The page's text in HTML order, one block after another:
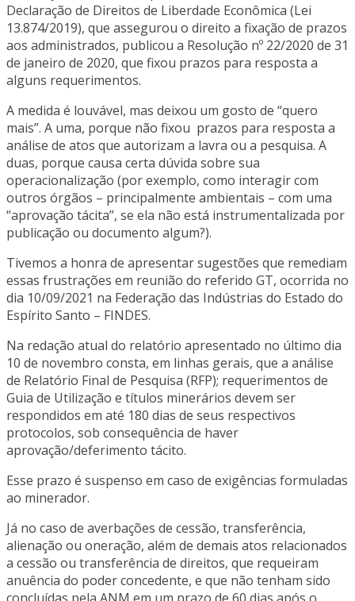
Declaração de Direitos de Liberdade Econômica (Lei
13.874/2019), que assegurou o direito a fixação de prazos
aos administrados, publicou a Resolução nº 22/2020 de 31
de janeiro de 2020, que fixou prazos para resposta a
alguns requerimentos.
A medida é louvável, mas deixou um gosto de “quero
mais”. A uma, porque não fixou prazos para resposta a
análise de atos que autorizam a lavra ou a pesquisa. A
duas, porque causa certa dúvida sobre sua
operacionalização (por exemplo, como interagir com
outros órgãos – principalmente ambientais – com uma
“aprovação tácita”, se ela não está instrumentalizada por
publicação ou documento algum?).
Tivemos a honra de apresentar sugestões que remediam
essas frustrações em reunião do referido GT, ocorrida no
dia 10/09/2021 na Federação das Indústrias do Estado do
Espírito Santo – FINDES.
Na redação atual do relatório apresentado no último dia
10 de novembro consta, em linhas gerais, que a análise
de Relatório Final de Pesquisa (RFP); requerimentos de
Guia de Utilização e títulos minerários devem ser
respondidos em até 180 dias de seus respectivos
protocolos, sob consequência de haver
aprovação/deferimento tácito.
Esse prazo é suspenso em caso de exigências formuladas
ao minerador.
Já no caso de averbações de cessão, transferência,
alienação ou oneração, além de demais atos relacionados
a cessão ou transferência de direitos, que requeiram
anuência do poder concedente, e que não tenham sido